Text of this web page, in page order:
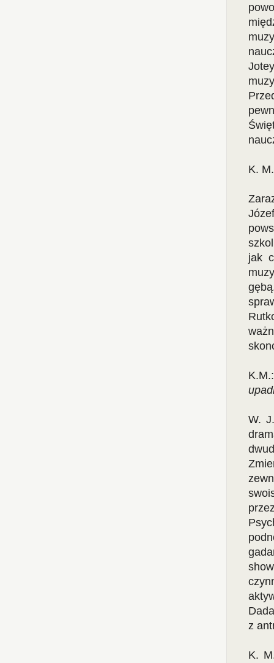
K.
jak
W.
z
K.